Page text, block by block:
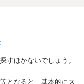
すほかないでしょう。
となると、基本的にス